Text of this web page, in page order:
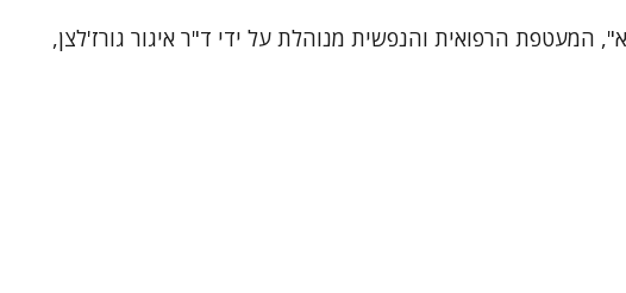
הרפואית והנפשית מנוהלת על ידי ד"ר איגור גורז'לצן,